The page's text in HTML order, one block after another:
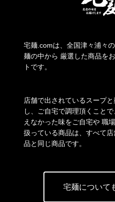
宅麺.comは、全国津々浦々
麺の中から 厳選した商品を
トです。
店舗で出されているスープ
し、ご自宅で調理頂くこと
えなかった味をご自宅や 職
扱っている商品は、すべて
品と同じ商品です。
宅麺について